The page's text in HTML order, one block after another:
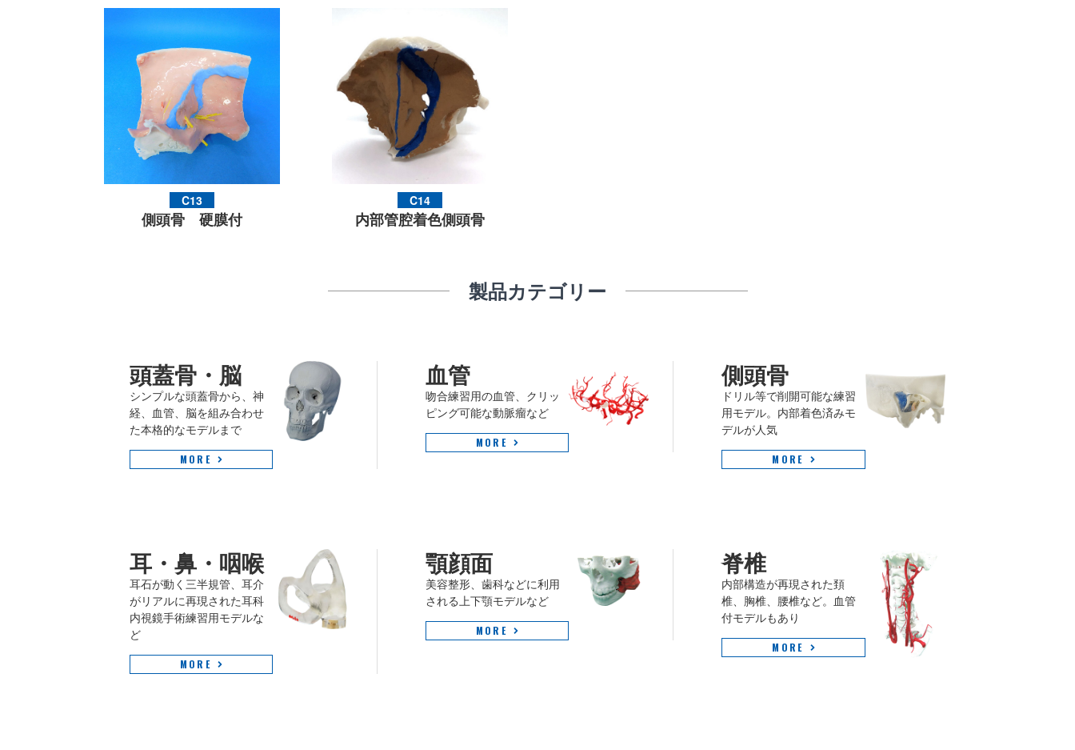
C13
側頭骨 硬膜付
C14
内部管腔着色側頭骨
製品カテゴリー
頭蓋骨・脳
シンプルな頭蓋骨から、神
経、血管、脳を組み合わせ
た本格的なモデルまで
MORE
血管
吻合練習用の血管、クリッ
ピング可能な動脈瘤など
MORE
側頭骨
ドリル等で削開可能な練習
用モデル。内部着色済みモ
デルが人気
MORE
耳・鼻・咽喉
耳石が動く三半規管、耳介
がリアルに再現された耳科
内視鏡手術練習用モデルな
ど
MORE
顎顔面
美容整形、歯科などに利用
される上下顎モデルなど
MORE
脊椎
内部構造が再現された頚
椎、胸椎、腰椎など。血管
付モデルもあり
MORE